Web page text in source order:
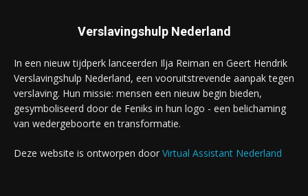
Verslavingshulp Nederland
In een nieuw tijdperk lanceerden Ilja Reiman en Geert Hendrik
Verslavingshulp Nederland, een vooruitstrevende aanpak tegen
verslaving. Hun missie: mensen een nieuw begin bieden,
gesymboliseerd door de Feniks in hun logo - een belichaming
van wedergeboorte en transformatie.
Deze website is ontworpen door Virtual Assistant Nederland